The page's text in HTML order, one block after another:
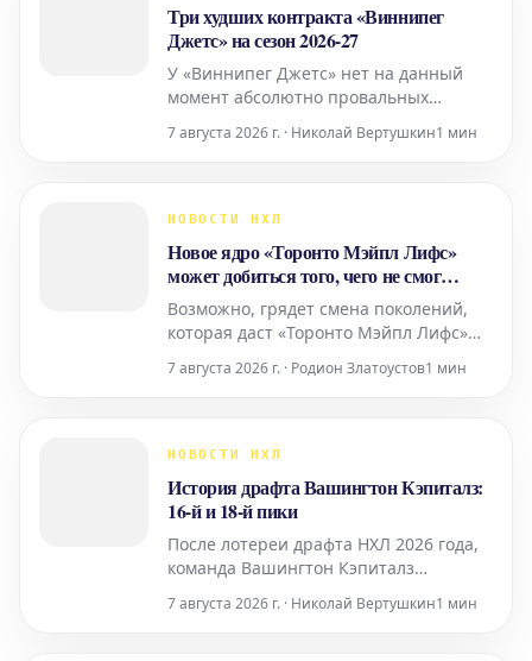
восемь лет и 32 миллиона доллар
Три худших контракта «Виннипег
Джетс» на сезон 2026-27
У «Виннипег Джетс» нет на данный
момент абсолютно провальных
другой команды, имеется несколько
рассмотрим три наименее выгодных
потенциальной проблемой для команд
7 августа 2026 г. · Николай Вертушкин1 мин
НОВОСТИ НХЛ
Новое ядро «Торонто Мэйпл Лифс»
может добиться того, чего не смог
Мэттьюс
Возможно, грядет смена поколений,
которая даст «Торонто Мэйпл Лифс»
шестидесятилетнему ожиданию Кубка
своего существования так и не смогло
трофею. Однако, перспек
7 августа 2026 г. · Родион Златоустов1 мин
НОВОСТИ НХЛ
История драфта Вашингтон Кэпиталз:
16-й и 18-й пики
После лотереи драфта НХЛ 2026 года,
команда Вашингтон Кэпиталз
зачете. С учетом того, что надежды на
7 августа 2026 г. · Николай Вертушкин1 мин